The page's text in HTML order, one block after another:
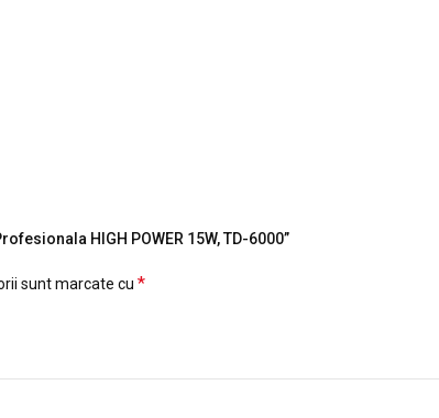
HIGH POWER 15W, TD-6000”
sunt marcate cu *